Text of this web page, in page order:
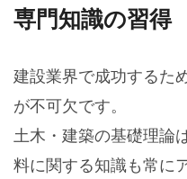
専門知識の習得
建設業界で成功するた
が不可欠です。
土木・建築の基礎理論
料に関する知識も常に